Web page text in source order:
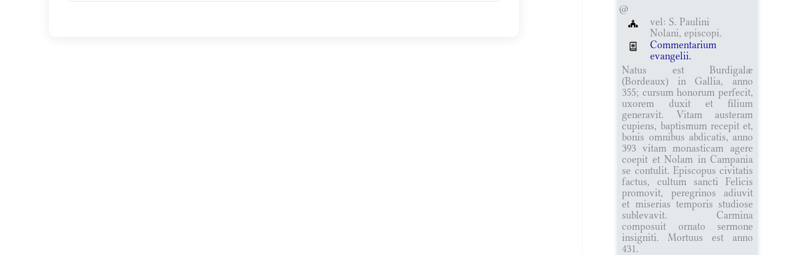
@
vel: S. Paulini
Nolani, episcopi.
Commentarium
evangelii.
Natus est Burdigalæ
(Bordeaux) in Gallia, anno
355; cursum honorum perfecit,
uxorem duxit et filium
generavit. Vitam austeram
cupiens, baptismum recepit et,
bonis omnibus abdicatis, anno
393 vitam monasticam agere
coepit et Nolam in Campania
se contulit. Episcopus civitatis
factus, cultum sancti Felicis
promovit, peregrinos adiuvit
et miserias temporis studiose
sublevavit. Carmina
composuit ornato sermone
insigniti. Mortuus est anno
431.